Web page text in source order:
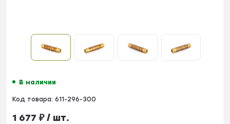
В наличии
Код товара: 611-296-300
1 677 ₽/ шт.